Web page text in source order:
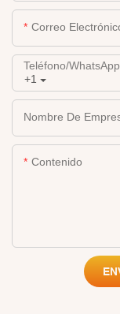
Correo
+1
Teléfono/WhatsApp
Nombre De
Contenido